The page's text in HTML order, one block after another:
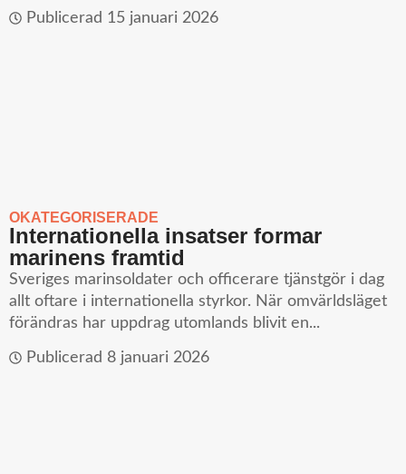
Publicerad 15 januari 2026
OKATEGORISERADE
Internationella insatser formar
marinens framtid
Sveriges marinsoldater och officerare tjänstgör i dag
allt oftare i internationella styrkor. När omvärldsläget
förändras har uppdrag utomlands blivit en...
Publicerad 8 januari 2026